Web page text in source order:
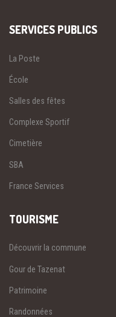
SERVICES PUBLICS
La Poste
École
Salles des fêtes
Complexe Sportif
Cimetière
SBA
France Services
TOURISME
Découvrir la commune
Gour de Tazenat
Patrimoine
Randonnées